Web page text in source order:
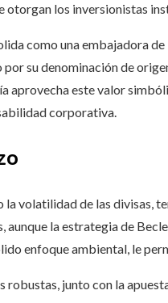
otorgan los inversionistas
como una embajadora
su denominación de
aprovecha este valor
corporativa.
volatilidad de las divisas,
la estrategia de
enfoque ambiental, le
robustas, junto con la